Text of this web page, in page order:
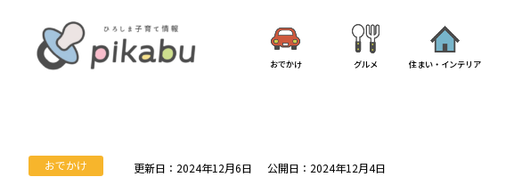
おでかけ グルメ 住まい・インテリア
おでかけ 更新日：2024年12月6日 公開日：2024年12月4日